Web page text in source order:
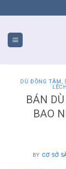
VỤ
WEB
DÙ ĐỒNG TÂM ,
BÁN
BAO
BY CƠ SỞ